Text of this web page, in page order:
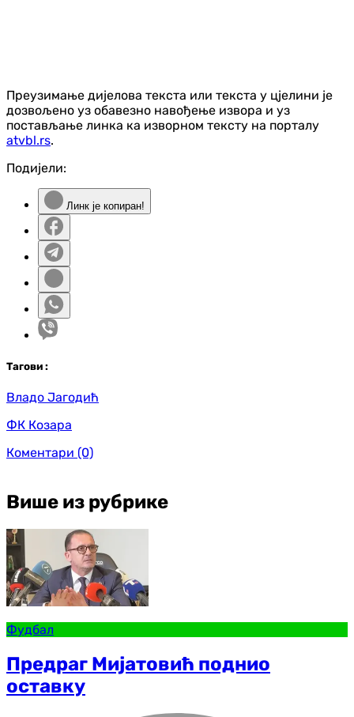
Преузимање дијелова текста или текста у цјелини је
дозвољено уз обавезно навођење извора и уз
постављање линка ка изворном тексту на порталу
atvbl.rs.
Подијели:
Линк је копиран!
Тагови :
Владо Јагодић
ФК Козара
Коментари (0)
Више из рубрике
Фудбал
Предраг Мијатовић поднио
оставку